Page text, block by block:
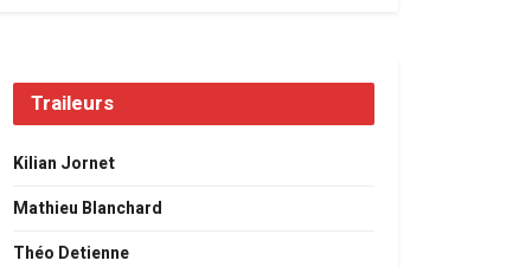
Traileurs
Kilian Jornet
Mathieu Blanchard
Théo Detienne